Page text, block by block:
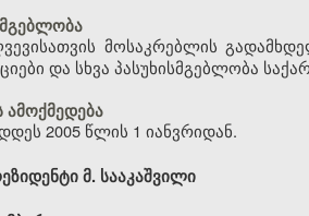
მოსაკრებლის
და სხვა პასუხისმგებლობა
ამოქმედება
2005 წლის 1 იანვრიდან.
მ. სააკაშვილი